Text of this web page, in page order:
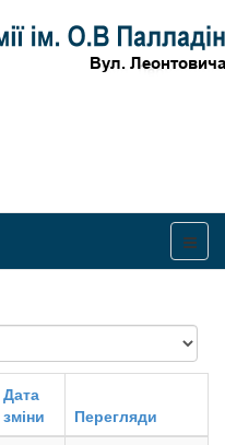
Дата
зміни
Перегляди